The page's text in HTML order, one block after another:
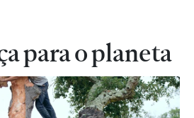
para o planeta